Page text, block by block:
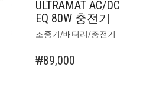
ULTRAMAT AC/DC
EQ 80W 충전기
조종기/배터리/충전기
₩89,000